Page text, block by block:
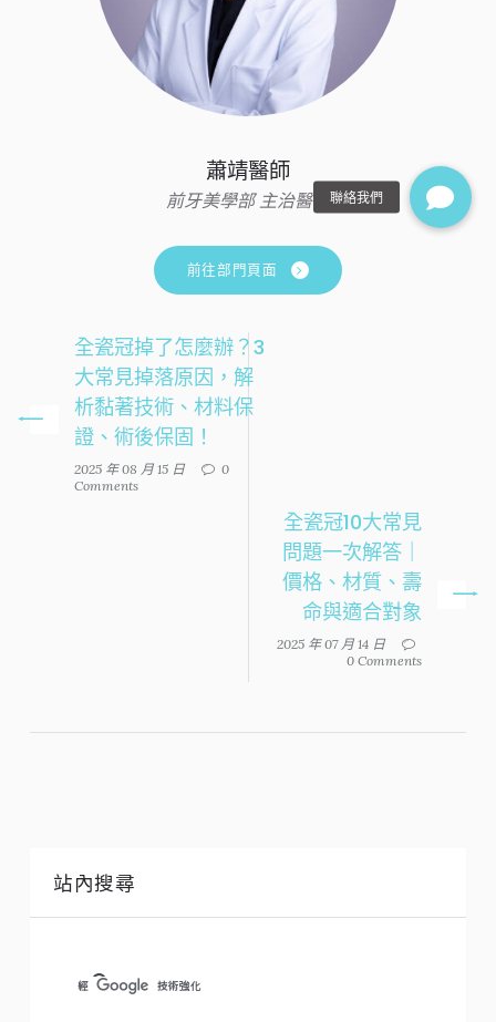
蕭靖醫師
前牙美學部 主治醫師
前往部門頁面
全瓷冠掉了怎麼辦？3
大常見掉落原因，解
析黏著技術、材料保
證、術後保固！
2025 年 08 月 15 日
0
Comments
全瓷冠10大常見
問題一次解答｜
價格、材質、壽
命與適合對象
2025 年 07 月 14 日
0 Comments
站內搜尋